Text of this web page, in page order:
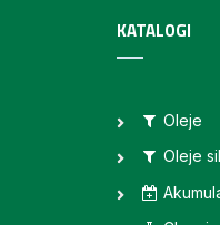
KATALOGI
Oleje
Oleje